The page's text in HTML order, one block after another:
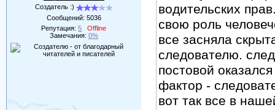
Создатель :)
Сообщений: 5036
Репутация:5
Offline
Замечания: 0%
водительских
свою роль
все засняла
следователю.
постовой
фактор -
вот так все в